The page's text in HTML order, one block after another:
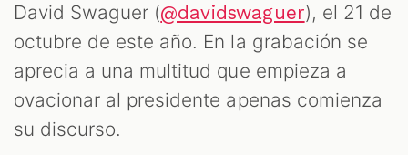
David Swaguer (@davidswaguer), el 21 de
octubre de este año. En la grabación se
aprecia a una multitud que empieza a
ovacionar al presidente apenas comienza
su discurso.